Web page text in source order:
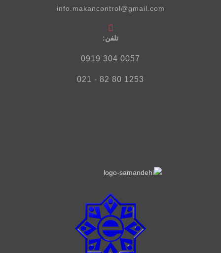
info.makancontrol@gmail.com
تلفن‌:
0057 304 0919
1253 80 82 - 021